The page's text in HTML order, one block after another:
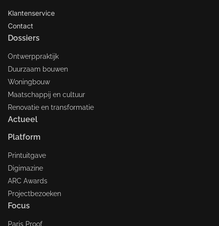
Klantenservice
Contact
Dossiers
Ontwerppraktijk
Duurzaam bouwen
Woningbouw
Maatschappij en cultuur
Renovatie en transformatie
Actueel
Platform
Printuitgave
Digimazine
ARC Awards
Projectbezoeken
Focus
Paris Proof